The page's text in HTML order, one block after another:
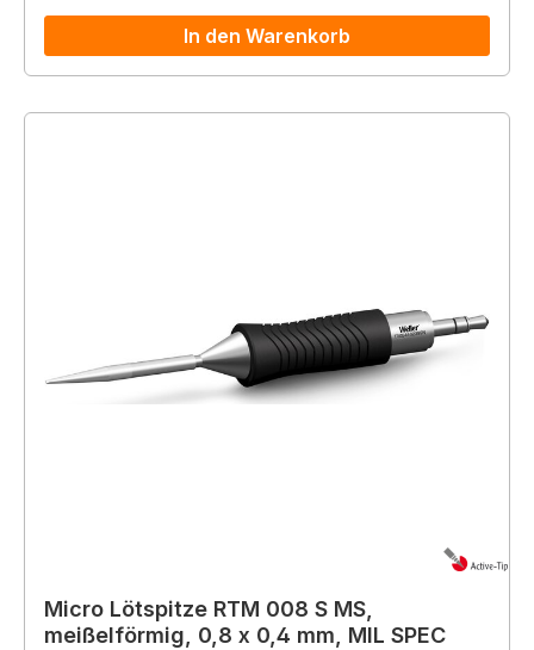
In den Warenkorb
Micro Lötspitze RTM 008 S MS,
meißelförmig, 0,8 x 0,4 mm, MIL SPEC